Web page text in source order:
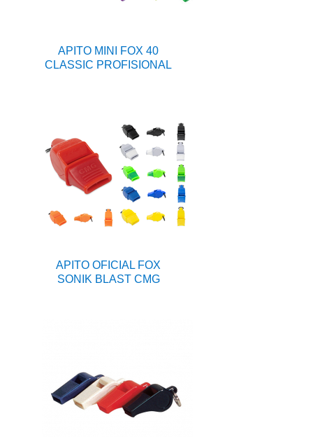
APITO MINI FOX 40
CLASSIC PROFISIONAL
APITO OFICIAL FOX
SONIK BLAST CMG